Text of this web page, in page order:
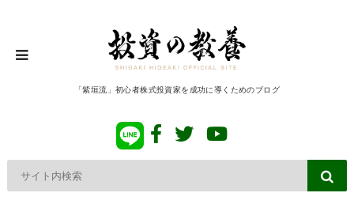
「紫垣流」初心者株式投資家を成功に導くためのブログ